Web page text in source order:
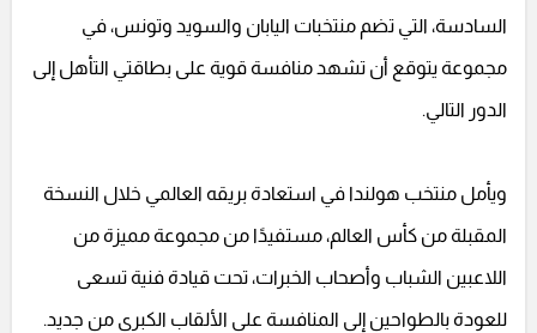
السادسة، التي تضم منتخبات اليابان والسويد وتونس، في
مجموعة يتوقع أن تشهد منافسة قوية على بطاقتي التأهل إلى
الدور التالي.
ويأمل منتخب هولندا في استعادة بريقه العالمي خلال النسخة
المقبلة من كأس العالم، مستفيدًا من مجموعة مميزة من
اللاعبين الشباب وأصحاب الخبرات، تحت قيادة فنية تسعى
للعودة بالطواحين إلى المنافسة على الألقاب الكبرى من جديد.